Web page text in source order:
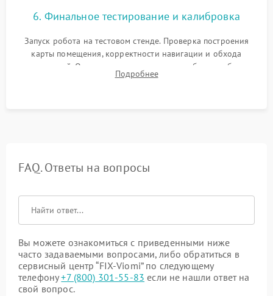
6. Финальное тестирование и калибровка
Запуск робота на тестовом стенде. Проверка построения
карты помещения, корректности навигации и обхода
препятствий. Оценка силы всасывания и работы турбины.
Тестирование автоматического возврата на док-станцию и
Подробнее
FAQ. Ответы на вопросы
Вы можете ознакомиться с приведенными ниже
часто задаваемыми вопросами, либо обратиться в
сервисный центр “FIX-Viomi” по следующему
телефону+7 (800) 301-55-83 если не нашли ответ на
свой вопрос.